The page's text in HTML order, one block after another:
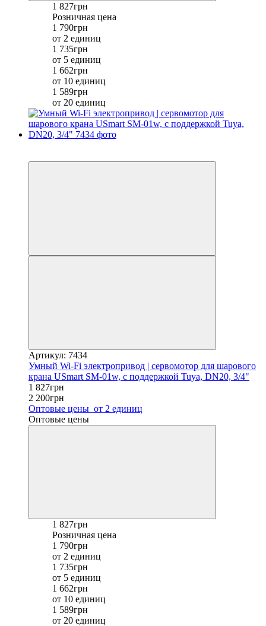
1 827грн
Розничная цена
1 790грн
от 2 единиц
1 735грн
от 5 единиц
1 662грн
от 10 единиц
1 589грн
от 20 единиц
Артикул: 7434
Умный Wi-Fi электропривод | сервомотор для шарового
крана USmart SM-01w, с поддержкой Tuya, DN20, 3/4"
1 827грн
2 200грн
Оптовые цены от 2 единиц
Оптовые цены
1 827грн
Розничная цена
1 790грн
от 2 единиц
1 735грн
от 5 единиц
1 662грн
от 10 единиц
1 589грн
от 20 единиц